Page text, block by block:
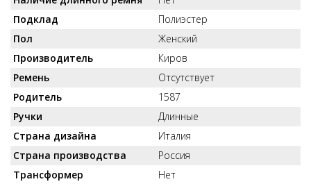
Подклад
Полиэстер
Пол
Женский
Производитель
Киров
Ремень
Отсутствует
Родитель
1587
Ручки
Длинные
Страна дизайна
Италия
Страна производства
Россия
Трансформер
Нет